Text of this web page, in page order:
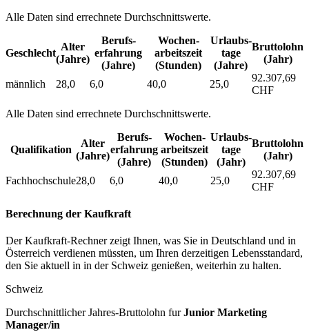
Alle Daten sind errechnete Durchschnittswerte.
Geschlecht
Alter
(Jahre)
Berufs­
erfahrung
(Jahre)
Wochen­
arbeitszeit
(Stunden)
Urlaubs­
tage
(Jahre)
Bruttolohn
(Jahr)
männlich 28,0 6,0 40,0 25,0
92.307,69
CHF
Alle Daten sind errechnete Durchschnittswerte.
Qualifikation
Alter
(Jahre)
Berufs­
erfahrung
(Jahre)
Wochen­
arbeitszeit
(Stunden)
Urlaubs­
tage
(Jahr)
Bruttolohn
(Jahr)
Fachhochschule28,0 6,0 40,0 25,0
92.307,69
CHF
Berechnung der Kaufkraft
Der Kaufkraft-Rechner zeigt Ihnen, was Sie in Deutschland und in
Österreich verdienen müssten, um Ihren derzeitigen Lebensstandard,
den Sie aktuell in in der Schweiz genießen, weiterhin zu halten.
Schweiz
Durchschnittlicher Jahres-Bruttolohn furJunior Marketing
Manager/in